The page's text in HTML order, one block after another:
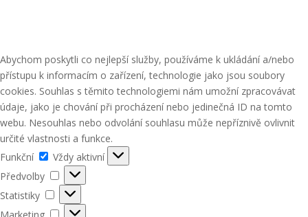
Abychom poskytli co nejlepší služby, používáme k ukládání a/nebo
přístupu k informacím o zařízení, technologie jako jsou soubory
cookies. Souhlas s těmito technologiemi nám umožní zpracovávat
údaje, jako je chování při procházení nebo jedinečná ID na tomto
webu. Nesouhlas nebo odvolání souhlasu může nepříznivě ovlivnit
určité vlastnosti a funkce.
Funkční
Funkční
Vždy aktivní
Předvolby
Předvolby
Statistiky
Statistiky
Marketing
Marketing